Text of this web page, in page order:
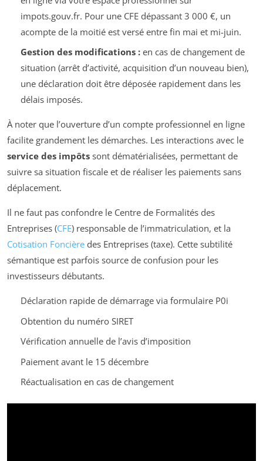
impots.gouv.fr. Pour une CFE dépassant 3 000 €, un
acompte de la moitié est versé entre fin mai et mi-juin.
Gestion des modifications :en cas de changement de
situation (arrêt d’activité, acquisition d’un nouveau bien),
une déclaration doit être déposée rapidement dans les
délais imposés.
À noter que l’ouverture d’un compte professionnel en ligne
facilite grandement les démarches. Les interactions avec le
service des impôts sont dématérialisées, permettant de
suivre sa situation fiscale et de réaliser les paiements sans
déplacement.
Il ne faut pas confondre le Centre de Formalités des
Entreprises (CFE) responsable de l’immatriculation, et la
Cotisation Foncière des Entreprises (taxe). Cette subtilité
sémantique est parfois source de confusion pour les
investisseurs débutants.
Déclaration rapide de démarrage via formulaire P0i
Obtention du numéro SIRET
Vérification annuelle de l’avis d’imposition
Paiement avant le 15 décembre
Réactualisation en cas de changement